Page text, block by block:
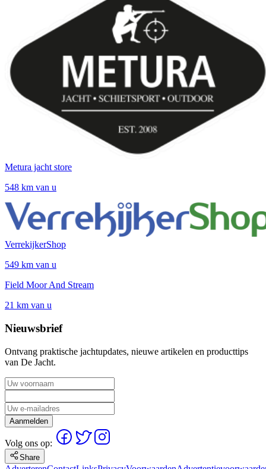
Metura jacht store
548 km van u
VerrekijkerShop
549 km van u
Field Moor And Stream
21 km van u
Nieuwsbrief
Ontvang praktische jachtupdates, nieuwe artikelen en producttips
van De Jacht.
Aanmelden
Volg ons op:
Share